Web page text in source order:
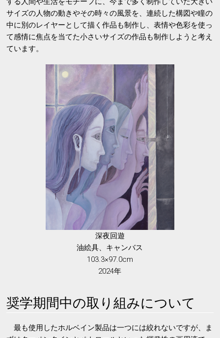
サイズの人物の動きやその時々の風景を、連続した構図や瞳の
中に別のレイヤーとして描く作品も制作し、表情や色彩を使っ
て感情に焦点を当てた小さいサイズの作品も制作しようと考え
ています。
深夜回遊
油絵具、キャンバス
103.3×97.0cm
2024年
奨学期間中の取り組みについて
最も使用したホルベイン製品は一つには絞れないですが、ま